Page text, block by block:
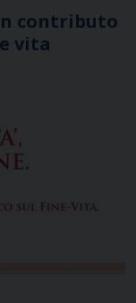
contributo
vita